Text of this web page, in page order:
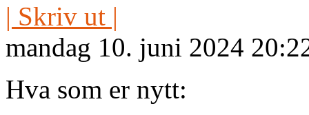
| Skriv ut |
mandag 10. juni 2024
Hva som er nytt: